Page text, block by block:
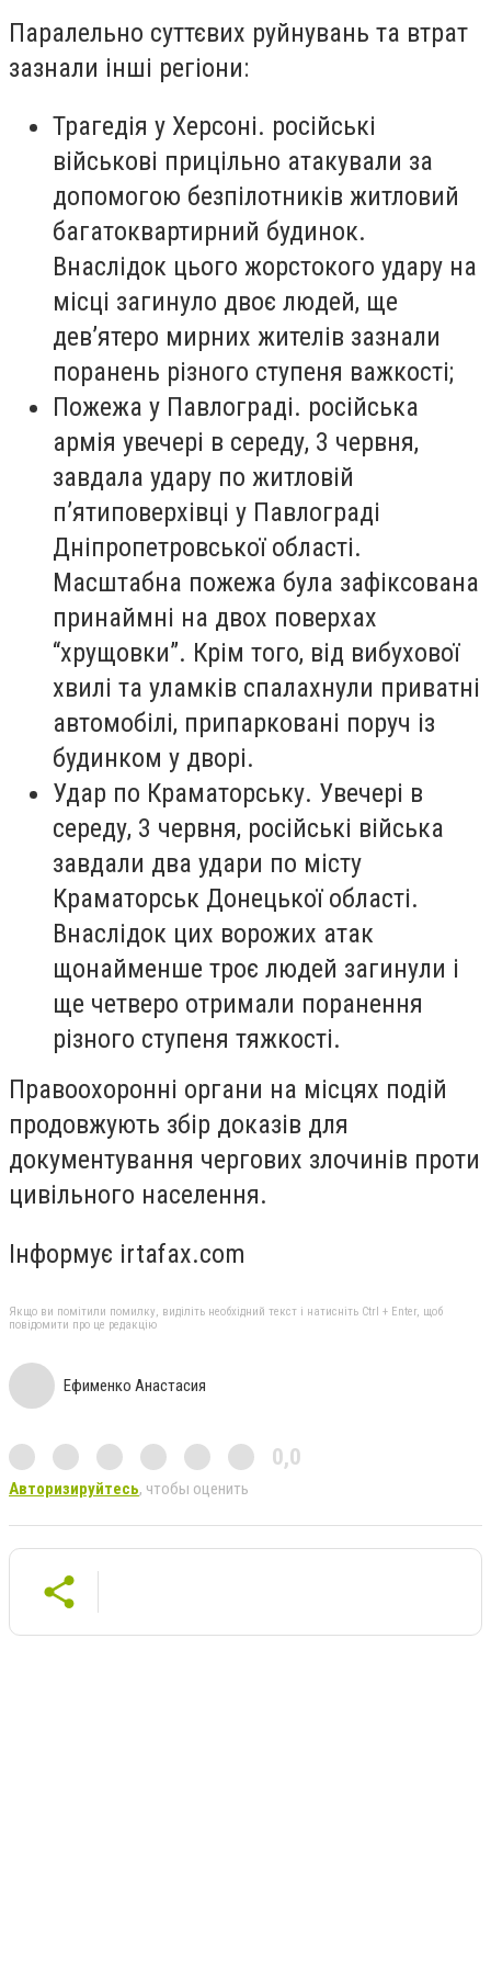
Паралельно суттєвих руйнувань та втрат
зазнали інші регіони:
Трагедія у Херсоні. російські
військові прицільно атакували за
допомогою безпілотників житловий
багатоквартирний будинок.
Внаслідок цього жорстокого удару на
місці загинуло двоє людей, ще
дев’ятеро мирних жителів зазнали
поранень різного ступеня важкості;
Пожежа у Павлограді. російська
армія увечері в середу, 3 червня,
завдала удару по житловій
п’ятиповерхівці у Павлограді
Дніпропетровської області.
Масштабна пожежа була зафіксована
принаймні на двох поверхах
“хрущовки”. Крім того, від вибухової
хвилі та уламків спалахнули приватні
автомобілі, припарковані поруч із
будинком у дворі.
Удар по Краматорську. Увечері в
середу, 3 червня, російські війська
завдали два удари по місту
Краматорськ Донецької області.
Внаслідок цих ворожих атак
щонайменше троє людей загинули і
ще четверо отримали поранення
різного ступеня тяжкості.
Правоохоронні органи на місцях подій
продовжують збір доказів для
документування чергових злочинів проти
цивільного населення.
Інформує irtafax.com
Якщо ви помітили помилку, виділіть необхідний текст і натисніть Ctrl + Enter, щоб
повідомити про це редакцію
Ефименко Анастасия
0,0
Авторизируйтесь, чтобы оценить